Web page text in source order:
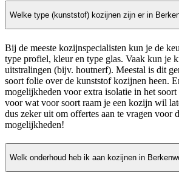
Welke type (kunststof) kozijnen zijn er in
Bij de meeste kozijnspecialisten kun je de
type profiel, kleur en type glas. Vaak kun je
uitstralingen (bijv. houtnerf). Meestal is dit
soort folie over de kunststof kozijnen heen.
mogelijkheden voor extra isolatie in het
voor wat voor soort raam je een kozijn wil
dus zeker uit om offertes aan te vragen voor
mogelijkheden!
Welk onderhoud heb ik aan kozijnen in